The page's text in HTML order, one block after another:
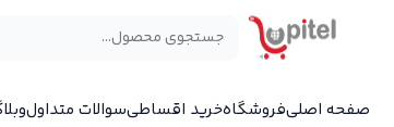
صفحه اصلیفروشگاهخرید اقساطیسوالات متداول